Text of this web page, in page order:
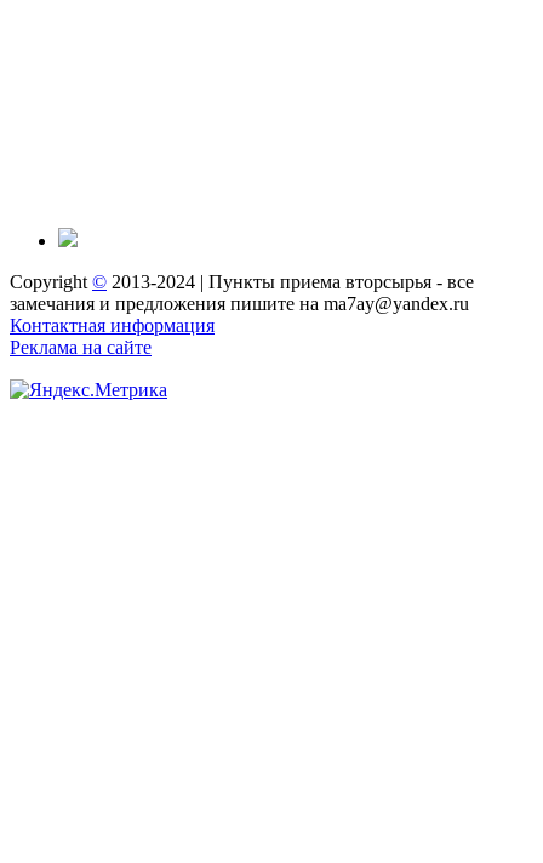
Copyright © 2013-2024 | Пункты приема вторсырья - все
замечания и предложения пишите на ma7ay@yandex.ru
Контактная информация
Реклама на сайте